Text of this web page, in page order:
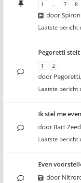
1 … 7 8
door
Laatste bericht
Pegoretti
1 2
door Pegoretti,
Laatste bericht
Ik stel me
door Bart
Laatste bericht
Even
door